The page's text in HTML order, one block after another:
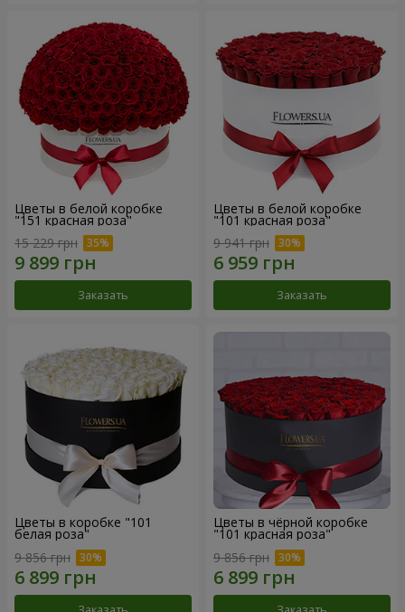
Цветы в белой коробке
"151 красная роза"
15 229 грн
Заказать
Цветы в белой коробке
"101 красная роза"
9 941 грн
Заказать
Цветы в коробке "101
белая роза"
9 856 грн
Цветы в чёрной коробке
"101 красная роза"
9 856 грн